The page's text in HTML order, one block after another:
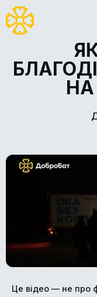
НА
Це відео — не про